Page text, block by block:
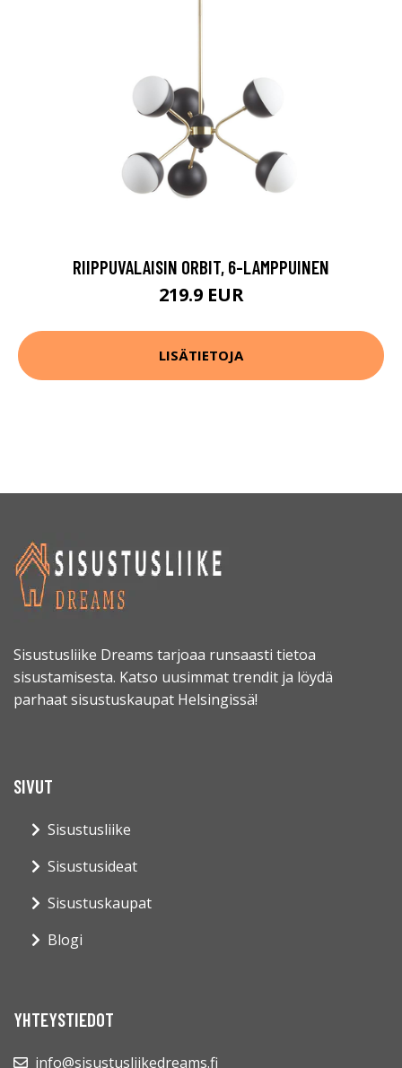
RIIPPUVALAISIN ORBIT, 6-LAMPPUINEN
219.9 EUR
LISÄTIETOJA
Sisustusliike Dreams tarjoaa runsaasti tietoa
sisustamisesta. Katso uusimmat trendit ja löydä
parhaat sisustuskaupat Helsingissä!
SIVUT
Sisustusliike
Sisustusideat
Sisustuskaupat
Blogi
YHTEYSTIEDOT
info@sisustusliikedreams.fi